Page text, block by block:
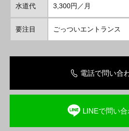
水道代 3,300円／月
要注目 ごっついエントランス
電話で問い合
LINEで問い合